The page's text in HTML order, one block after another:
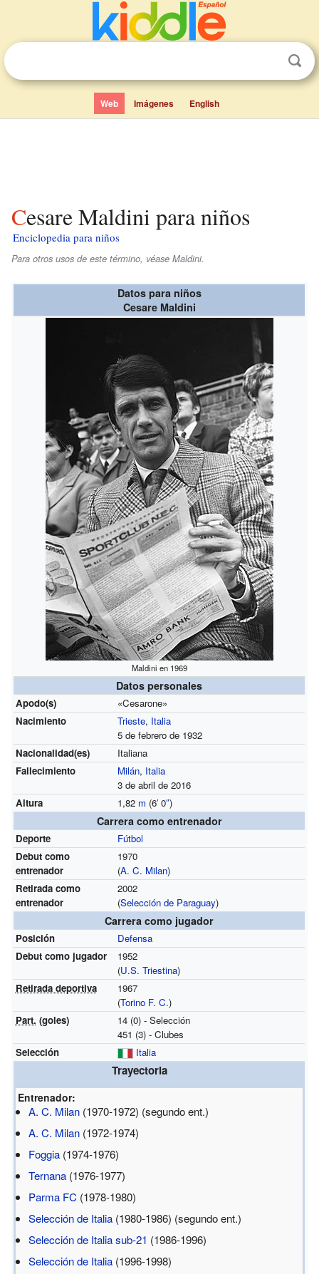
Web Imágenes English
Cesare Maldini para niños
Enciclopedia para niños
Para otros usos de este término, véase Maldini.
Datos para niños
Cesare Maldini
Maldini en 1969
Datos personales
Apodo(s)
«Cesarone»
Nacimiento
Trieste, Italia
5 de febrero de 1932
Nacionalidad(es)
Italiana
Fallecimiento
Milán, Italia
3 de abril de 2016
Altura
1,82 m (6′0″)
Carrera como entrenador
Deporte
Fútbol
Debut como
entrenador
1970
(A. C. Milan)
Retirada como
entrenador
2002
(Selección de Paraguay)
Carrera como jugador
Posición
Defensa
Debut como jugador
1952
(U.S. Triestina)
Retirada deportiva
1967
(Torino F. C.)
Part. (goles)
14 (0) - Selección
451 (3) - Clubes
Selección
Italia
Trayectoria
Entrenador:
A. C. Milan (1970-1972) (segundo ent.)
A. C. Milan (1972-1974)
Foggia (1974-1976)
Ternana (1976-1977)
Parma FC (1978-1980)
Selección de Italia (1980-1986) (segundo ent.)
Selección de Italia sub-21 (1986-1996)
Selección de Italia (1996-1998)